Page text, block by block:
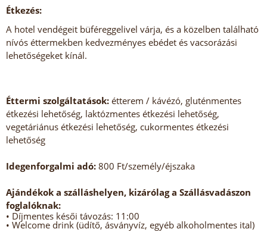
Étkezés:
A hotel vendégeit büféreggelivel várja, és a közelben található
nívós éttermekben kedvezményes ebédet és vacsorázási
lehetőségeket kínál.
Éttermi szolgáltatások: étterem / kávézó, gluténmentes
étkezési lehetőség, laktózmentes étkezési lehetőség,
vegetáriánus étkezési lehetőség, cukormentes étkezési
lehetőség
Idegenforgalmi adó: 800 Ft/személy/éjszaka
Ajándékok a szálláshelyen, kizárólag a Szállásvadászon
foglalóknak:
• Díjmentes késői távozás: 11:00
• Welcome drink (üdítő, ásványvíz, egyéb alkoholmentes ital)